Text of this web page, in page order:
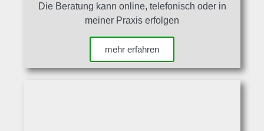
Die Beratung kann online, telefonisch oder in
meiner Praxis erfolgen
mehr erfahren